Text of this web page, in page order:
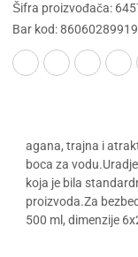
Šifra proizvođača:
Bar kod:
agana, trajna i
boca za
koja je bila
proizvoda.Za
500 ml, dimenzije